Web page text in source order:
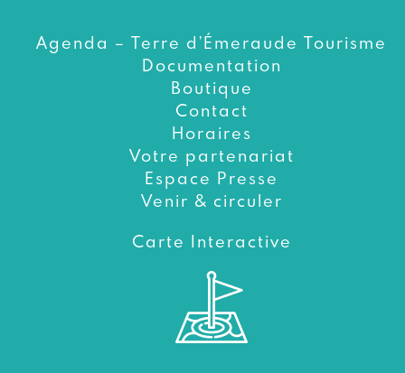
Agenda – Terre d’Émeraude Tourisme
Documentation
Boutique
Contact
Horaires
Votre partenariat
Espace Presse
Venir & circuler
Carte Interactive